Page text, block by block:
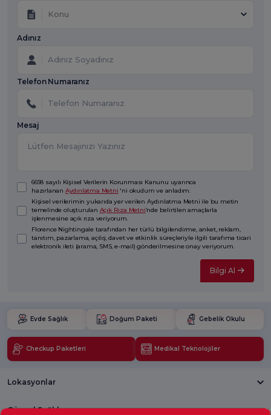
Konu
Adınız
Telefon Numaranız
Mesaj
6698 sayılı Kişisel Verilerin Korunması Kanunu uyarınca
hazırlanan Aydınlatma Metni 'ni okudum ve anladım.
Kişisel verilerimin yukarıda yer verilen Aydınlatma Metni ile bu metin
temelinde oluşturulan Açık Rıza Metni’nde belirtilen amaçlarla
işlenmesine açık rıza veriyorum.
Florence Nightingale tarafından her türlü bilgilendirme, anket, reklam,
tanıtım, pazarlama, açılış, davet ve etkinlik süreçleriyle ilgili tarafıma ticari
elektronik ileti (arama, SMS, e-mail) gönderilmesine onay veriyorum.
Bilgi Al
Evde Sağlık Doğum Paketi Gebelik Okulu
Checkup Paketleri Medikal Teknolojiler
Lokasyonlar
Güncel Sağlık